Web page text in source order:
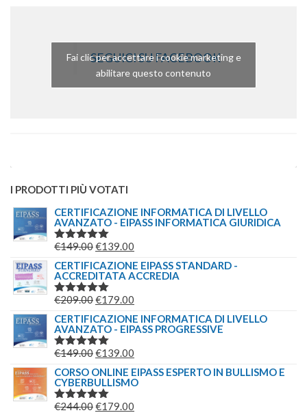
SEGUICI SU FACEBOOK
Fai clic per accettare i cookie marketing e
abilitare questo contenuto
I PRODOTTI PIÙ VOTATI
CERTIFICAZIONE INFORMATICA DI LIVELLO
AVANZATO - EIPASS INFORMATICA GIURIDICA
VALUTATO
€149.00IL
PREZZO
ORIGINALE
ERA:
€139.00
PREZZO
ATTUALE
CERTIFICAZIONE EIPASS STANDARD -
ACCREDITATA ACCREDIA
VALUTATO
€209.00IL
PREZZO
ORIGINALE
ERA:
€179.00
PREZZO
ATTUALE
CERTIFICAZIONE INFORMATICA DI LIVELLO
AVANZATO - EIPASS PROGRESSIVE
VALUTATO
€149.00IL
PREZZO
ORIGINALE
ERA:
€139.00
PREZZO
ATTUALE
CORSO ONLINE EIPASS ESPERTO IN BULLISMO E
CYBERBULLISMO
VALUTATO
€244.00IL
€179.00